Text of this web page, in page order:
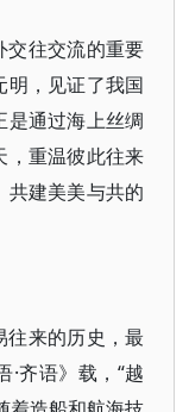
交往交流的重要
明，见证了我国
是通过海上丝绸
，重温彼此往来
共建美美与共的
往来的历史，最
齐语》载，“越